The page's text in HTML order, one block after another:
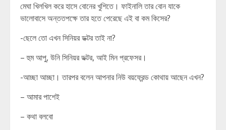
মেঘা খিলখিল করে হাসে বোনের খুশিতে। ফাইনালি তার বোন যাকে
ভালোবাসে অন্ততপক্ষে তার হতে পেরেছে এই বা কম কিসের?
-ছেলে তো এখন সিনিয়র ডক্টর তাই না?
– হুম আপু, উনি সিনিয়র ডক্টর, আই মিন প্রফেসর।
-আচ্ছা আচ্ছা। তারপর বলেন আপনার নিউ বয়ফ্রেন্ড কোথায় আছেন এখন?
– আমার পাশেই
– কথা বলবো